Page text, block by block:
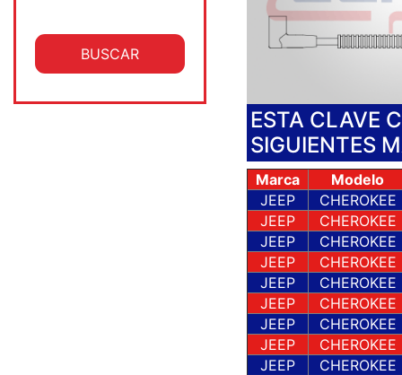
ESTA CLAVE
SIGUIENTES
Marca
Modelo
JEEP
CHEROKEE
JEEP
CHEROKEE
JEEP
CHEROKEE
JEEP
CHEROKEE
JEEP
CHEROKEE
JEEP
CHEROKEE
JEEP
CHEROKEE
JEEP
CHEROKEE
JEEP
CHEROKEE